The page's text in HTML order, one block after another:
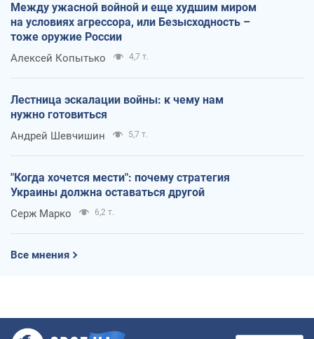
Между ужасной войной и еще худшим миром
на условиях агрессора, или Безысходность –
тоже оружие России
Алексей Копытько 4,7 т.
Лестница эскалации войны: к чему нам
нужно готовиться
Андрей Шевчишин 5,7 т.
"Когда хочется мести": почему стратегия
Украины должна оставаться другой
Серж Марко 6,2 т.
Все мнения